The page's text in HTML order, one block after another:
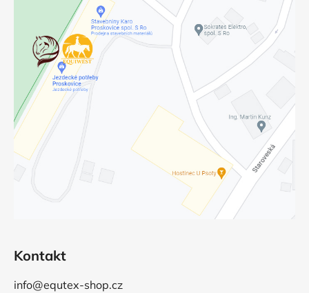
Kontakt
info@equtex-shop.cz